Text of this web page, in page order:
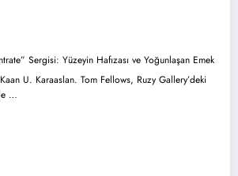
Sergisi: Yüzeyin Hafızası ve Yoğunlaşan Emek
U. Karaaslan. Tom Fellows, Ruzy Gallery’deki
…